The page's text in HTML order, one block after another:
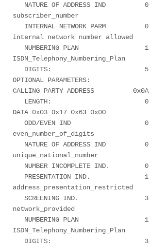
subscriber_number
internal network number allowed
ISDN_Telephony_Numbering_Plan
OPTIONAL PARAMETERS:
CALLING PARTY ADDRESS          0x0A
DATA 0x03 0x17 0x63 0x00
even_number_of_digits
unique_national_number
address_presentation_restricted
network_provided
ISDN_Telephony_Numbering_Plan